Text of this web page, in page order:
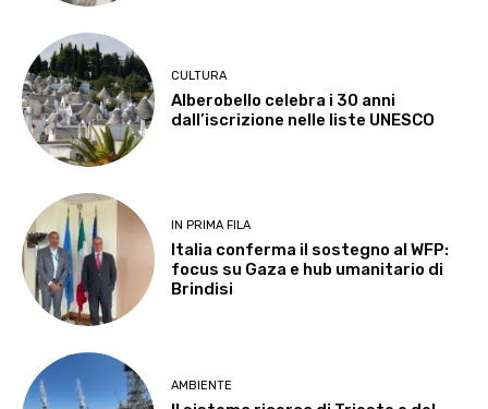
CULTURA
Alberobello celebra i 30 anni
dall’iscrizione nelle liste UNESCO
IN PRIMA FILA
Italia conferma il sostegno al WFP:
focus su Gaza e hub umanitario di
Brindisi
AMBIENTE